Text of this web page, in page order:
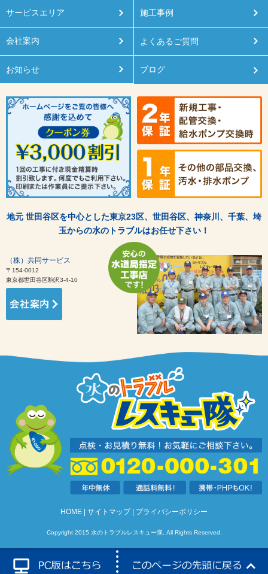
サービスエリア 施工事例
会社案内 よくあるご質問
お知らせ ブログ
地元 世田谷区を中心とした東京23区、世田谷区、神奈川、千葉、埼
玉からの水のトラブルはお任せ下さい！
（株）共同サービス
〒154-0012
東京都世田谷区駒沢3-4-10
HOME サイトマップ プライバシーポリシー
Copyright 2015 水のトラブルレスキュー隊, All Rights Reserved.